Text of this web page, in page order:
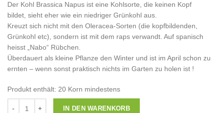
Der Kohl Brassica Napus ist eine Kohlsorte, die keinen Kopf
bildet, sieht eher wie ein niedriger Grünkohl aus.
Kreuzt sich nicht mit den Oleracea-Sorten (die kopfbildenden,
Grünkohl etc), sondern ist mit dem raps verwandt. Auf spanisch
heisst „Nabo“ Rübchen.
Überdauert als kleine Pflanze den Winter und ist im April schon zu
ernten – wenn sonst praktisch nichts im Garten zu holen ist !
Produkt enthält: 20 Korn mindestens
IN DEN WARENKORB